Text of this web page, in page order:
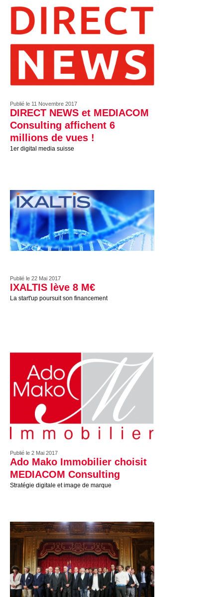
Publié le 11 Novembre 2017
DIRECT NEWS et MEDIACOM
Consulting affichent 6
millions de vues !
1er digital media suisse
Publié le 22 Mai 2017
IXALTIS lève 8 M€
La start'up poursuit son financement
Publié le 2 Mai 2017
Ado Mako Immobilier choisit
MEDIACOM Consulting
Stratégie digitale et image de marque